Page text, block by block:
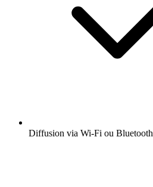
Diffusion via Wi-Fi ou Bluetooth